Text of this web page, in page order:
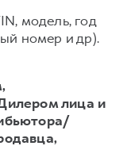
модель, год
номер и др).
лица и